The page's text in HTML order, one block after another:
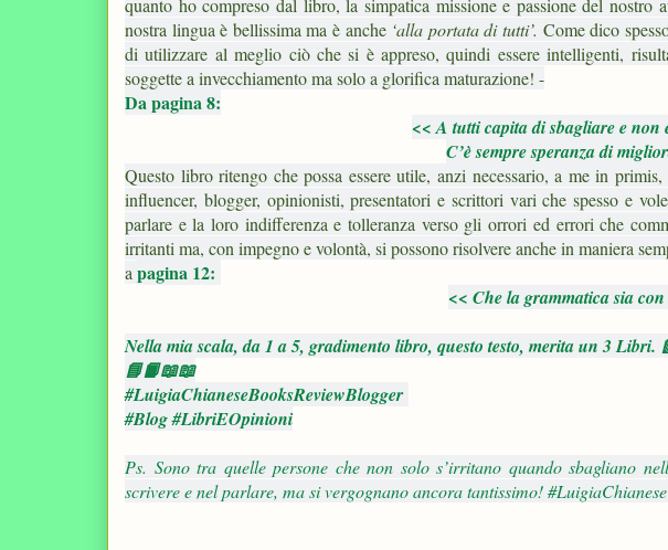
quanto ho compreso dal libro, la simpatica missione e passione del
nostra lingua è bellissima ma è anche ‘alla portata di tutti’. Come dico
di utilizzare al meglio ciò che si è appreso, quindi essere intelligenti,
soggette a invecchiamento ma solo a glorifica maturazione! -
Da pagina 8:
<< A tutti capita di sbagliare e non
C’è sempre speranza di
Questo libro ritengo che possa essere utile, anzi necessario, a me in
influencer, blogger, opinionisti, presentatori e scrittori vari che spesso e
parlare e la loro indifferenza e tolleranza verso gli orrori ed errori che
irritanti ma, con impegno e volontà, si possono risolvere anche in maniera
a pagina 12:
<< Che la grammatica sia
Nella mia scala, da 1 a 5, gradimento libro, questo testo, merita un 3 Libri.
📘📙📖📖
#LuigiaChianeseBooksReviewBlogger
#Blog #LibriEOpinioni
Ps. Sono tra quelle persone che non solo s’irritano quando sbagliano
scrivere e nel parlare, ma si vergognano ancora tantissimo! #LuigiaChianese